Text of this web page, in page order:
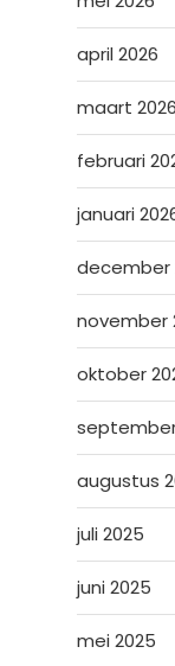
april 2026
maart 2026
februari
januari
december
november
oktober
augustus
juli 2025
juni 2025
mei 2025